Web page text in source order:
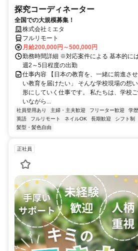
探究コーディネーター
全国での大規模募集！
株式会社ミエタ
フルリモート
月給200,000円～500,000円
勤務時間詳細 ※対応案件による 基本的に
週2～5日程度の出勤
仕事内容 【日本の教育を、一緒に前進さ
い教育を届けたい」 そんな学校現場の想
形にしていく仕事です。 私たちは、学校
いながら...
社員登用あり 主婦・主夫歓迎 フリーター歓迎 学
英語
フルリモート ネイルOK 長期歓迎 シフト制
髪型・髪色自由
正社員